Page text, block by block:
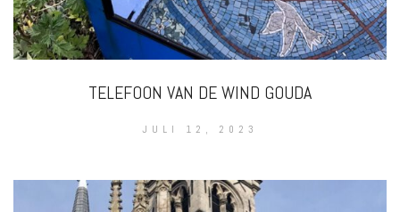
TELEFOON VAN DE WIND GOUDA
JULI 12, 2023